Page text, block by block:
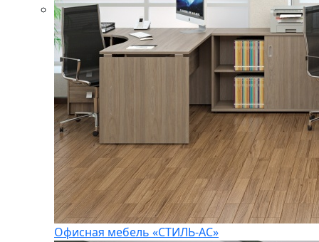
Офисная мебель «СТИЛЬ-АС»